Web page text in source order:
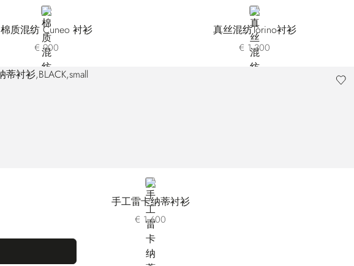
BLUE
棉质混纺 Cuneo 衬衫
€ 900
RED
真丝混纺Torino衬衫
€ 1.300
BLACK
手工雷卡纳蒂衬衫
€ 1.600